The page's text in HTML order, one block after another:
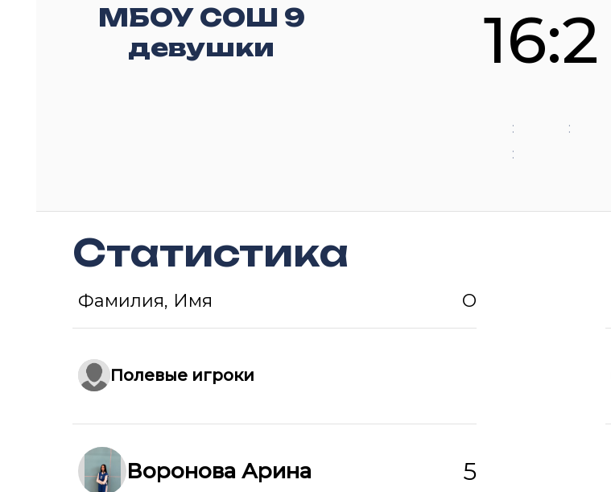
МБОУ СОШ 9
девушки
16:2
:
:
:
Статистика
Фамилия, Имя О
Полевые игроки
Воронова Арина 5